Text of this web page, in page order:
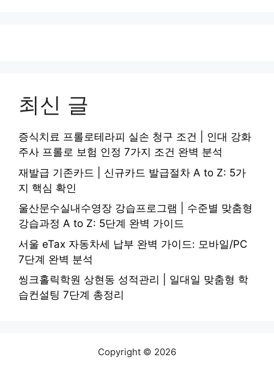
최신 글
증식치료 프롤로테라피 실손 청구 조건 | 인대 강화
주사 프롤로 보험 인정 7가지 조건 완벽 분석
재발급 기존카드 | 신규카드 발급절차 A to Z: 5가
지 핵심 확인
울산문수실내수영장 강습프로그램 | 수준별 맞춤형
강습과정 A to Z: 5단계 완벽 가이드
서울 eTax 자동차세 납부 완벽 가이드: 모바일/PC
7단계 완벽 분석
씽크홀릭학원 상현동 성적관리 | 일대일 맞춤형 학
습컨설팅 7단계 총정리
Copyright © 2026